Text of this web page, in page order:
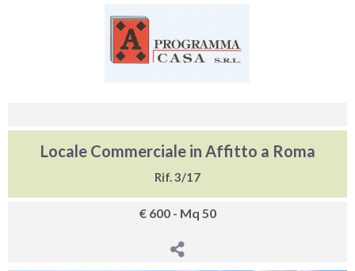
Locale Commerciale in Affitto a Roma
Rif. 3/17
€ 600 - Mq 50